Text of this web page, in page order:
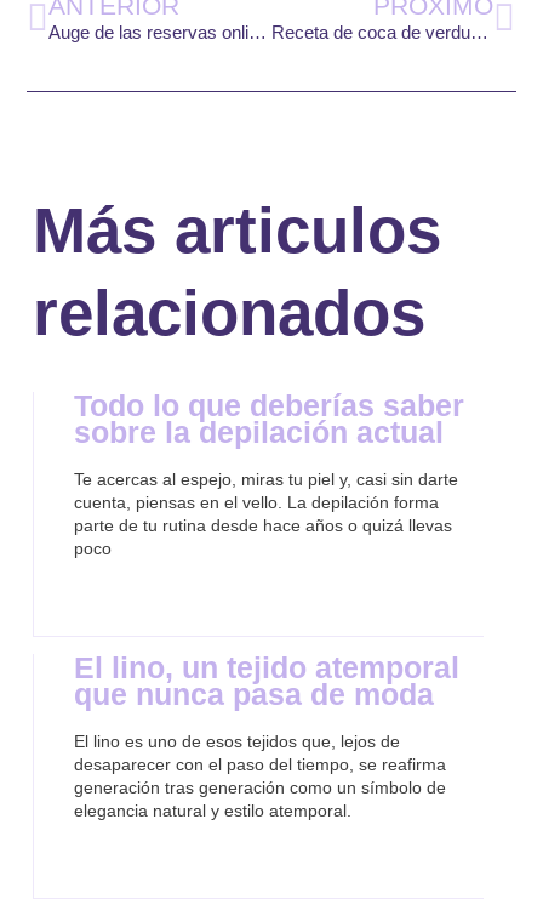
Auge de las reservas online en hoteles Receta de coca de verduras con aceite de oliva virgen extra
Más articulos
relacionados
Todo lo que deberías saber
sobre la depilación actual
Te acercas al espejo, miras tu piel y, casi sin darte
cuenta, piensas en el vello. La depilación forma
parte de tu rutina desde hace años o quizá llevas
poco
El lino, un tejido atemporal
que nunca pasa de moda
El lino es uno de esos tejidos que, lejos de
desaparecer con el paso del tiempo, se reafirma
generación tras generación como un símbolo de
elegancia natural y estilo atemporal.